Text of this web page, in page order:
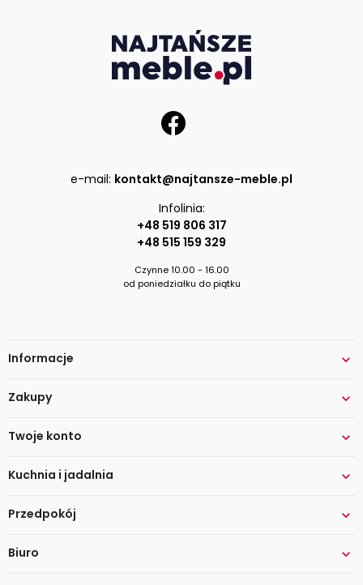
e-mail: kontakt@najtansze-meble.pl
Infolinia:
+48 519 806 317
+48 515 159 329
Czynne 10.00 - 16.00
od poniedziałku do piątku
Informacje 
Zakupy 
Twoje konto 
Kuchnia i jadalnia 
Przedpokój 
Biuro 